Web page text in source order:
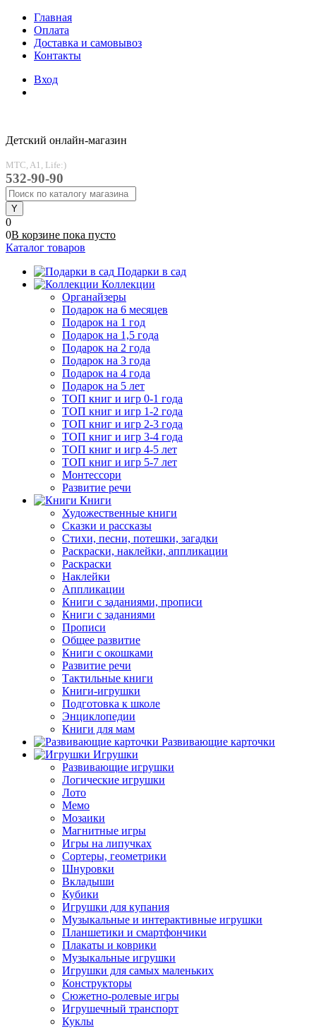
Главная
Оплата
Доставка и самовывоз
Контакты
Вход
Детский онлайн-магазин
MTC, A1, Life:)
532-90-90
0
0В корзине пока пусто
Каталог товаров
Подарки в сад
Коллекции
Органайзеры
Подарок на 6 месяцев
Подарок на 1 год
Подарок на 1,5 года
Подарок на 2 года
Подарок на 3 года
Подарок на 4 года
Подарок на 5 лет
ТОП книг и игр 0-1 года
ТОП книг и игр 1-2 года
ТОП книг и игр 2-3 года
ТОП книг и игр 3-4 года
ТОП книг и игр 4-5 лет
ТОП книг и игр 5-7 лет
Монтессори
Развитие речи
Книги
Художественные книги
Сказки и рассказы
Стихи, песни, потешки, загадки
Раскраски, наклейки, аппликации
Раскраски
Наклейки
Аппликации
Книги с заданиями, прописи
Книги с заданиями
Прописи
Общее развитие
Книги с окошками
Развитие речи
Тактильные книги
Книги-игрушки
Подготовка к школе
Энциклопедии
Книги для мам
Развивающие карточки
Игрушки
Развивающие игрушки
Логические игрушки
Лото
Мемо
Мозаики
Магнитные игры
Игры на липучках
Сортеры, геометрики
Шнуровки
Вкладыши
Кубики
Игрушки для купания
Музыкальные и интерактивные игрушки
Планшетики и смартфончики
Плакаты и коврики
Музыкальные игрушки
Игрушки для самых маленьких
Конструкторы
Сюжетно-ролевые игры
Игрушечный транспорт
Куклы